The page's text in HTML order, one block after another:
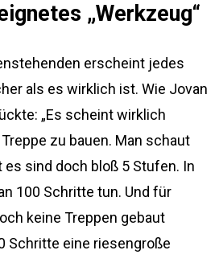
„Werkzeug“
erscheint jedes
als es wirklich ist. Wie Jovan
„Es scheint wirklich
zu bauen. Man schaut
sind doch bloß 5 Stufen. In
100 Schritte tun. Und für
keine Treppen gebaut
Schritte eine riesengroße